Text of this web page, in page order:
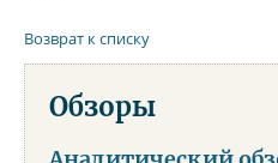
Возврат к списку
Обзоры